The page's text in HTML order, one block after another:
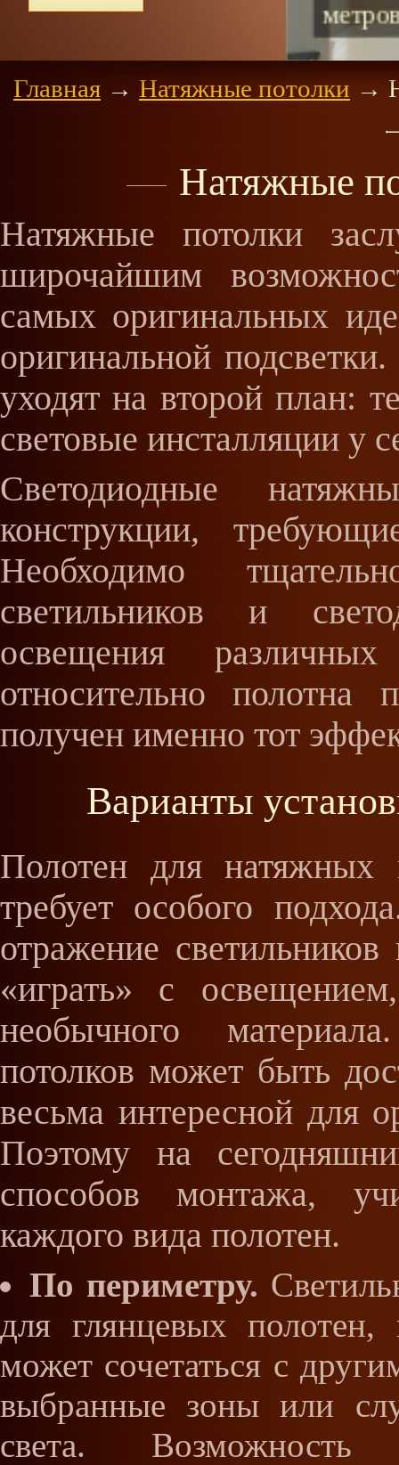
Главная → Натяжные потолки →
Натяжные
Натяжные потолки
широчайшим
самых оригинальных
оригинальной
уходят на второй план:
световые инсталляции у
Светодиодные
конструкции,
Необходимо
светильников и
освещения
относительно полотна
получен именно тот
Варианты
Полотен для
требует особого
отражение
«играть» с
необычного
потолков может быть
весьма интересной для
Поэтому на
способов монтажа,
каждого вида полотен.
По периметру.
для глянцевых
может сочетаться с
выбранные зоны или
света.